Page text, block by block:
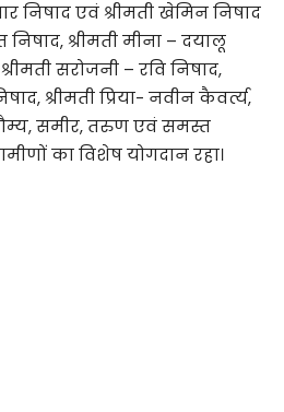
निषाद एवं श्रीमती खेमिन निषाद
निषाद, श्रीमती मीना – दयालू
सरोजनी – रवि निषाद,
श्रीमती प्रिया- नवीन कैवर्त्य,
समीर, तरुण एवं समस्त
का विशेष योगदान रहा।